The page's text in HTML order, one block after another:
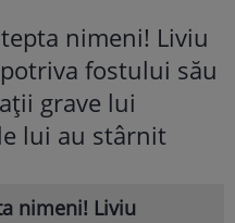
nimeni! Liviu